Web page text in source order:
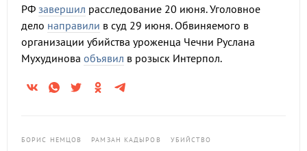
РФ завершил расследование 20 июня. Уголовное
дело направили в суд 29 июня. Обвиняемого в
организации убийства уроженца Чечни Руслана
Мухудинова объявил в розыск Интерпол.
БОРИС НЕМЦОВ РАМЗАН КАДЫРОВ УБИЙСТВО